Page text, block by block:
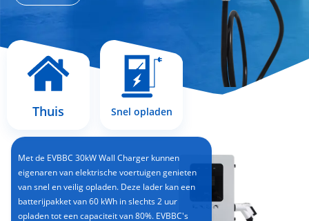
Thuis Snel opladen
Met de EVBBC 30kW Wall Charger kunnen
eigenaren van elektrische voertuigen genieten
van snel en veilig opladen. Deze lader kan een
batterijpakket van 60 kWh in slechts 2 uur
opladen tot een capaciteit van 80%. EVBBC's